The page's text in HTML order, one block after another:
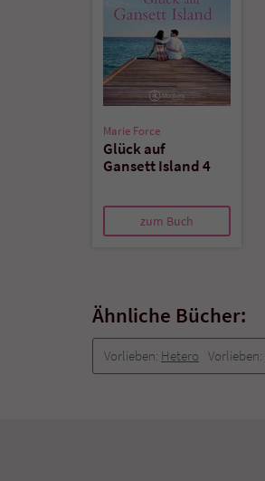
Marie Force
Glück auf
Gansett Island 4
zum Buch
Ähnliche Bücher:
Vorlieben: Hetero Vorlieben: